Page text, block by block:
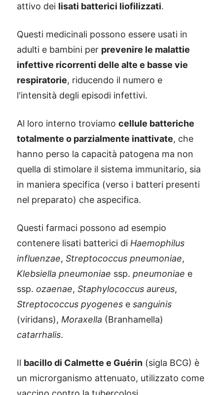
attivo dei lisati batterici liofilizzati.
Questi medicinali possono essere usati in
adulti e bambini per prevenire le malattie
infettive ricorrenti delle alte e basse vie
respiratorie, riducendo il numero e
l'intensità degli episodi infettivi.
Al loro interno troviamo cellule batteriche
totalmente o parzialmente inattivate, che
hanno perso la capacità patogena ma non
quella di stimolare il sistema immunitario, sia
in maniera specifica (verso i batteri presenti
nel preparato) che aspecifica.
Questi farmaci possono ad esempio
contenere lisati batterici di Haemophilus
influenzae, Streptococcus pneumoniae,
Klebsiella pneumoniae ssp. pneumoniae e
ssp. ozaenae, Staphylococcus aureus,
Streptococcus pyogenes e sanguinis
(viridans), Moraxella (Branhamella)
catarrhalis.
Il bacillo di Calmette e Guérin (sigla BCG) è
un microrganismo attenuato, utilizzato come